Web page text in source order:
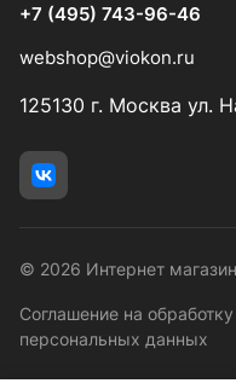
+7 (495) 743-96-46
webshop@viokon.ru
125130 г. Москва ул.
© 2026 Интернет
Соглашение на обработку
персональных данных